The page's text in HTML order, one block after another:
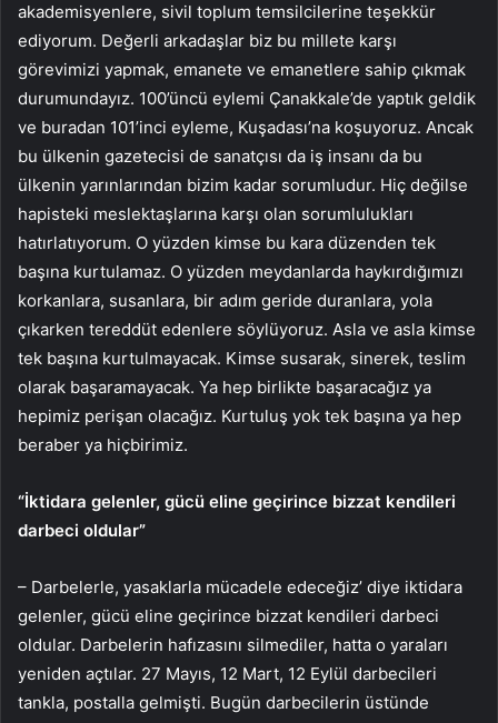
akademisyenlere, sivil toplum temsilcilerine teşekkür
ediyorum. Değerli arkadaşlar biz bu millete karşı
görevimizi yapmak, emanete ve emanetlere sahip çıkmak
durumundayız. 100’üncü eylemi Çanakkale’de yaptık geldik
ve buradan 101’inci eyleme, Kuşadası’na koşuyoruz. Ancak
bu ülkenin gazetecisi de sanatçısı da iş insanı da bu
ülkenin yarınlarından bizim kadar sorumludur. Hiç değilse
hapisteki meslektaşlarına karşı olan sorumlulukları
hatırlatıyorum. O yüzden kimse bu kara düzenden tek
başına kurtulamaz. O yüzden meydanlarda haykırdığımızı
korkanlara, susanlara, bir adım geride duranlara, yola
çıkarken tereddüt edenlere söylüyoruz. Asla ve asla kimse
tek başına kurtulmayacak. Kimse susarak, sinerek, teslim
olarak başaramayacak. Ya hep birlikte başaracağız ya
hepimiz perişan olacağız. Kurtuluş yok tek başına ya hep
beraber ya hiçbirimiz.
“İktidara gelenler, gücü eline geçirince bizzat kendileri
darbeci oldular”
– Darbelerle, yasaklarla mücadele edeceğiz’ diye iktidara
gelenler, gücü eline geçirince bizzat kendileri darbeci
oldular. Darbelerin hafızasını silmediler, hatta o yaraları
yeniden açtılar. 27 Mayıs, 12 Mart, 12 Eylül darbecileri
tankla, postalla gelmişti. Bugün darbecilerin üstünde